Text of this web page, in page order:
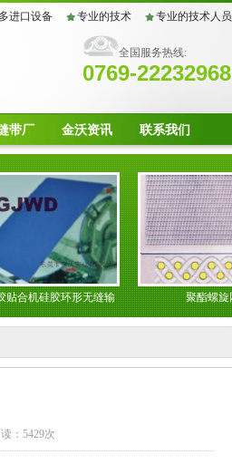
进口设备 专业的技术 专业的技术人员
全国服务热线:
0769-22232968
带厂 金沃资讯 联系我们
硅胶环形无缝输
送带
聚酯螺旋网
：5429次